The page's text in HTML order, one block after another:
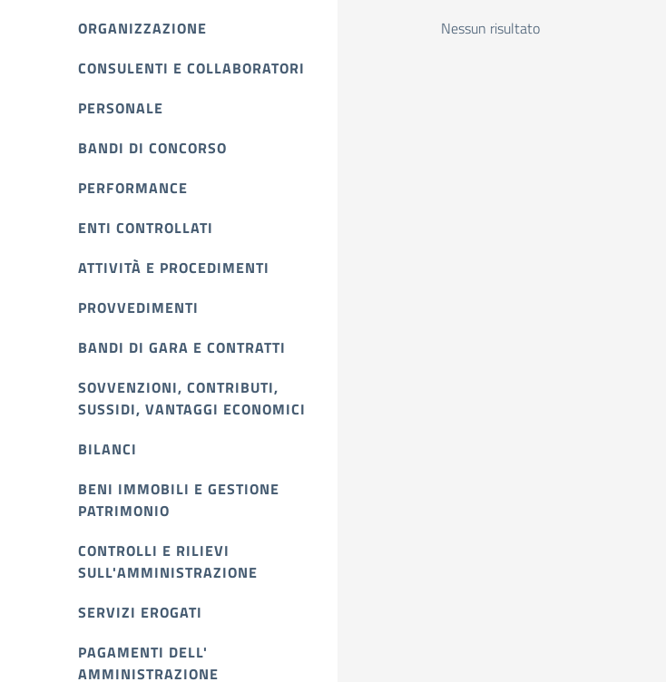
ORGANIZZAZIONE
CONSULENTI E COLLABORATORI
PERSONALE
BANDI DI CONCORSO
PERFORMANCE
ENTI CONTROLLATI
ATTIVITÀ E PROCEDIMENTI
PROVVEDIMENTI
BANDI DI GARA E CONTRATTI
SOVVENZIONI, CONTRIBUTI,
SUSSIDI, VANTAGGI ECONOMICI
BILANCI
BENI IMMOBILI E GESTIONE
PATRIMONIO
CONTROLLI E RILIEVI
SULL'AMMINISTRAZIONE
SERVIZI EROGATI
PAGAMENTI DELL'
AMMINISTRAZIONE
Nessun risultato